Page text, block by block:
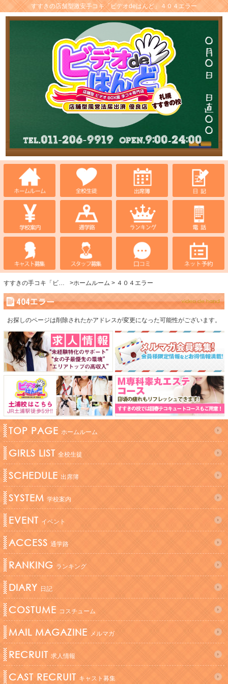
すすきの店舗型激安手コキ「ビデオdeはんど」４０４エラー
すすきの手コキ「ビデオdeはんど」 ホームルーム ４０４エラー
404エラー
お探しのページは削除されたかアドレスが変更になった可能性がございます。
TOP PAGE ホームルーム
GIRLS LIST 全校生徒
SCHEDULE 出席簿
SYSTEM 学校案内
EVENT イベント
ACCESS 通学路
RANKING ランキング
DIARY 日記
COSTUME コスチューム
MAIL MAGAZINE メルマガ
RECRUIT 求人情報
CAST RECRUIT キャスト募集